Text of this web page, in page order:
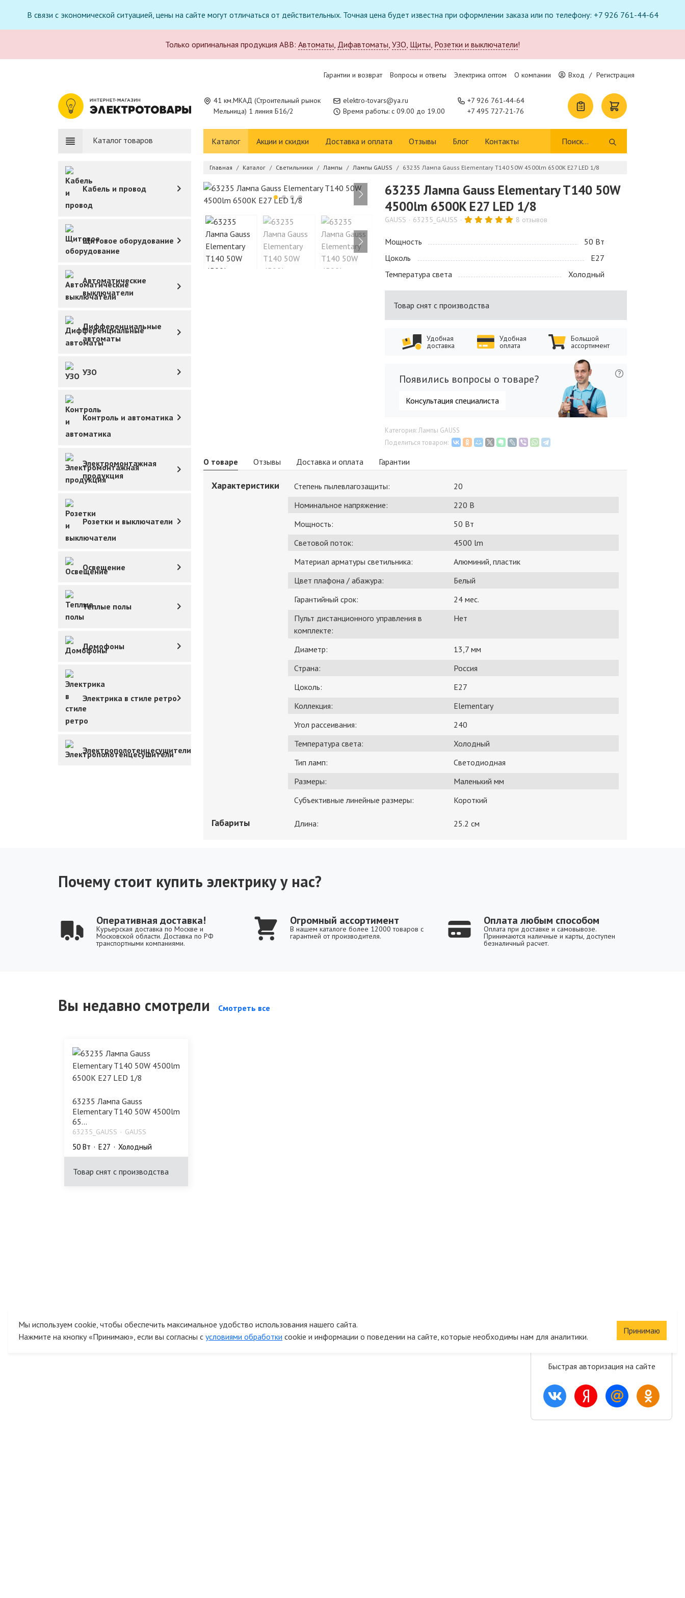
В связи с экономической ситуацией, цены на сайте могут отличаться от действительных. Точная цена будет известна при оформлении заказа или по телефону: +7 926 761-44-64
Только оригинальная продукция ABB: Автоматы, Дифавтоматы, УЗО, Щиты, Розетки и выключатели!
Гарантии и возврат Вопросы и ответы Электрика оптом О компании Вход / Регистрация
41 км.МКАД (Строительный рынок
Мельница) 1 линия Б16/2
elektro-tovars@ya.ru
Время работы: с 09.00 до 19.00
+7 926 761-44-64
+7 495 727-21-76
Каталог товаров Каталог Акции и скидки Доставка и оплата Отзывы Блог Контакты
Кабель и провод
Щитовое оборудование
Автоматические
выключатели
Дифференциальные
автоматы
УЗО
Контроль и автоматика
Электромонтажная
продукция
Розетки и выключатели
Освещение
Теплые полы
Домофоны
Электрика в стиле ретро
Электрополотенцесушители
Главная Каталог Светильники Лампы Лампы GAUSS 63235 Лампа Gauss Elementary T140 50W 4500lm 6500K E27 LED 1/8
63235 Лампа Gauss Elementary T140 50W
4500lm 6500K E27 LED 1/8
GAUSS 63235_GAUSS 8 отзывов
Мощность
50 Bт
Цоколь
E27
Температура света
Холодный
Товар снят с производства
Удобная
доставка
Удобная
оплата
Большой
ассортимент
Появились вопросы о товаре?
Консультация специалиста
Категория: Лампы GAUSS
Поделиться товаром:
О товаре Отзывы Доставка и оплата Гарантии
Характеристики Степень пылевлагозащиты:
20
Номинальное напряжение:
220 В
Мощность:
50 Bт
Световой поток:
4500 lm
Материал арматуры светильника:
Алюминий, пластик
Цвет плафона / абажура:
Белый
Гарантийный срок:
24 мес.
Пульт дистанционного управления в
комплекте:
Нет
Диаметр:
13,7 мм
Страна:
Россия
Цоколь:
E27
Коллекция:
Elementary
Угол рассеивания:
240
Температура света:
Холодный
Тип ламп:
Светодиодная
Размеры:
Маленький мм
Субъективные линейные размеры:
Короткий
Габариты Длина: 25.2 см
Почему стоит купить электрику у нас?
Оперативная доставка!
Курьерская доставка по Москве и
Московской области. Доставка по РФ
транспортными компаниями.
Огромный ассортимент
В нашем каталоге более 12000 товаров с
гарантией от производителя.
Оплата любым способом
Оплата при доставке и самовывозе.
Принимаются наличные и карты, доступен
безналичный расчет.
Вы недавно смотрели Смотреть все
63235 Лампа Gauss
Elementary T140 50W 4500lm
65...
63235_GAUSS GAUSS
50 Bт E27 Холодный
Товар снят с производства
Сохраните корзину
и список желаний
Быстрая авторизация на сайте
Мы используем cookie, чтобы обеспечить максимальное удобство использования нашего сайта.
Нажмите на кнопку «Принимаю», если вы согласны с условиями обработки cookie и информации о поведении на сайте, которые необходимы нам для аналитики.
Принимаю